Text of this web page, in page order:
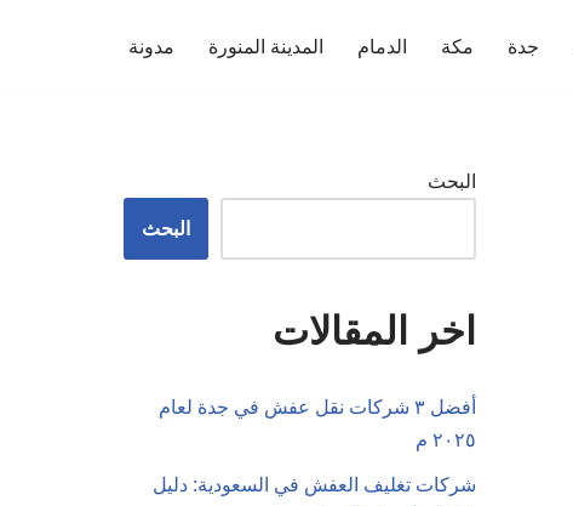
جدة مكة الدمام المدينة المنورة مدونة
البحث
البحث
اخر المقالات
أفضل ٣ شركات نقل عفش في جدة لعام
٢٠٢٥ م
شركات تغليف العفش في السعودية: دليل